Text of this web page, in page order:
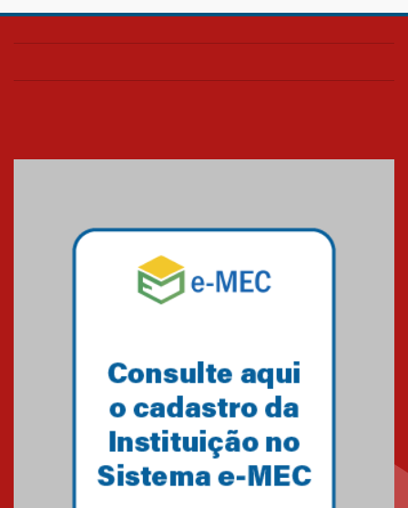
Confira como foi o culto mensal
Mackenzie mobiliza campanha
solidária para apoiar famílias em
Minas Gerais
Primeiro culto do ano ressalta o
27.02.2026